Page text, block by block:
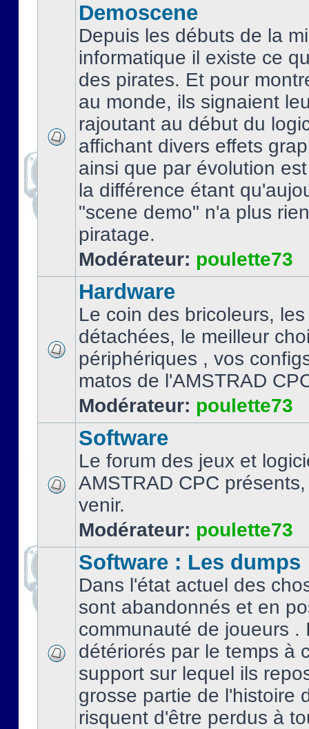
Demoscene
Depuis les débuts de la
informatique il existe ce
des pirates. Et pour
au monde, ils signaient
rajoutant au début du
affichant divers effets
ainsi que par évolution
la différence étant
"scene demo" n'a plus
piratage.
Modérateur: poulette73
Hardware
Le coin des bricoleurs,
détachées, le meilleur
périphériques , vos
matos de l'AMSTRAD
Modérateur: poulette73
Software
Le forum des jeux et
AMSTRAD CPC
venir.
Modérateur: poulette73
Software : Les dumps
Dans l'état actuel des
sont abandonnés et en
communauté de joueurs .
détériorés par le temps à
support sur lequel ils
grosse partie de l'histoire
risquent d'être perdus à